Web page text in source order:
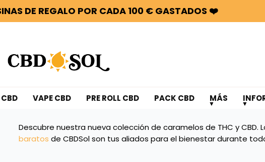
DE REGALO POR CADA 100 € GASTADOS ❤️
CBD VAPE CBD PRE ROLL CBD PACK CBD MÁS
Descubre nuestra nueva colección de caramelos de THC y CBD.
baratos de CBDSol son tus aliados para el bienestar durante